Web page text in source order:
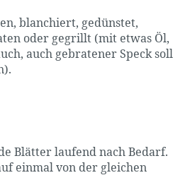
blanchiert, gedünstet,
oder gegrillt (mit etwas Öl,
auch gebratener Speck soll
Blätter laufend nach Bedarf.
einmal von der gleichen